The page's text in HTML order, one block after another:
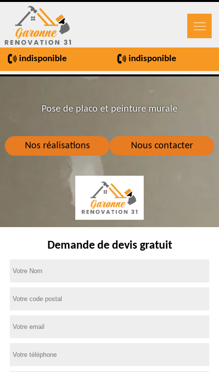
indisponible indisponible
Nos réalisations Nous contacter
Pose de placo et peinture murale
Demande de devis gratuit